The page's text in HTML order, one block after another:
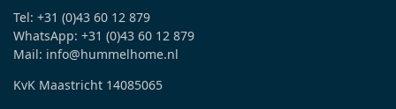
Tel: +31 (0)43 60 12 879
WhatsApp: +31 (0)43 60 12 879
Mail: info@hummelhome.nl
KvK Maastricht 14085065